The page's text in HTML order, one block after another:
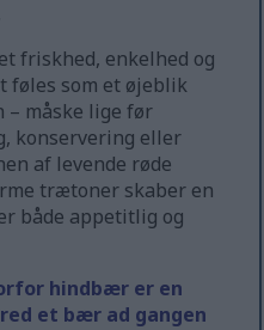
friskhed, enkelhed og
føles som et øjeblik
– måske lige før
konservering eller
af levende røde
trætoner skaber en
både appetitlig og
hindbær er en
et bær ad gangen